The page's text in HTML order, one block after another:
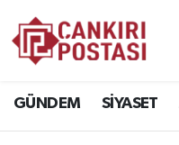
GÜNDEM SİYASET